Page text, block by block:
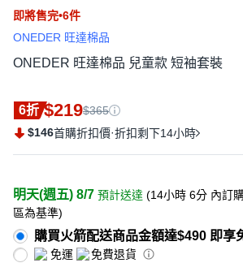
即將售完•6件
ONEDER 旺達棉品
ONEDER 旺達棉品 兒童款 短袖套裝
6折 $219$365
$146首購折扣價·折扣剩下14小時
明天(週五) 8/7 預計送達 (14小時 6分 內訂
區為基準)
購買火箭配送商品金額達$490 即享
免運 免費退貨